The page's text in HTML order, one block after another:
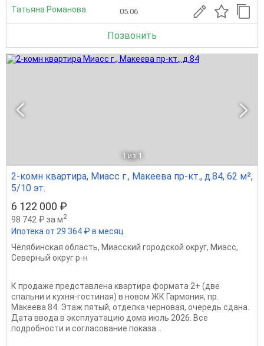
Татьяна Романова 05.06
Позвонить
1 из 1
2-комн квартира, Миасс г., Макеева пр-кт., д.84, 62 м²,
5/10 эт.
6 122 000 ₽
98 742 ₽ за м2
Ипотека от 29 364 ₽ в месяц
Челябинская область, Миасский городской округ, Миасс,
Северный округ р-н
К продаже представлена квартира формата 2+ (две
спальни и кухня-гостиная) в новом ЖК Гармония, пр.
Макеева 84. Этаж пятый, отделка черновая, очередь сдана.
Дата ввода в эксплуатацию дома июль 2026. Все
подробности и согласование показа...